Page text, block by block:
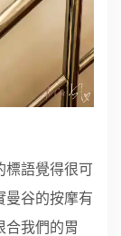
標語覺得很可
曼谷的按摩有
合我們的胃